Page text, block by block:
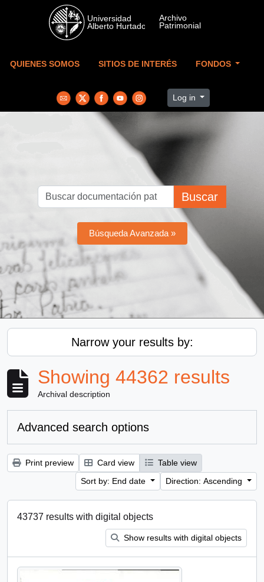
Skip to main content
QUIENES SOMOS SITIOS DE INTERÉS FONDOS
Log in
Buscar
Búsqueda Avanzada »
Narrow your results by:
Showing 44362 results
Archival description
Advanced search options
Print preview Card view
Table view
Sort by: End date
Direction: Ascending
43737 results with digital objects
Show results with digital objects